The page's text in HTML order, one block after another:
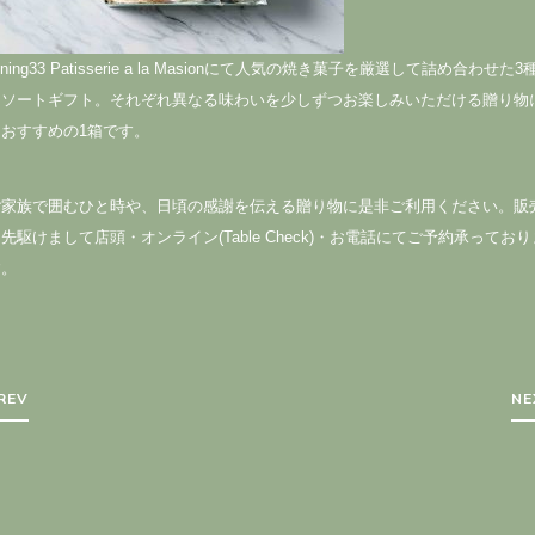
Patisserie a la Masionにて人気の焼き菓子を厳選して詰め合わせた3
ートギフト。それぞれ異なる味わいを少しずつお楽しみいただける贈り物
すすめの1箱です。
族で囲むひと時や、日頃の感謝を伝える贈り物に是非ご利用ください。販
駆けまして店頭・オンライン(Table Check)・お電話にてご予約承っており